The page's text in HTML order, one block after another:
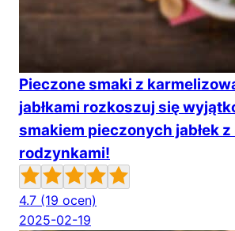
Pieczone smaki z
jabłkami rozkoszuj się
smakiem pieczonych jabłek
rodzynkami!
4.7 (19 ocen)
2025-02-19